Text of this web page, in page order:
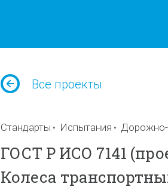
Все проекты
Стандарты Испытания Дорожно-
ГОСТ Р ИСО 7141
Колеса